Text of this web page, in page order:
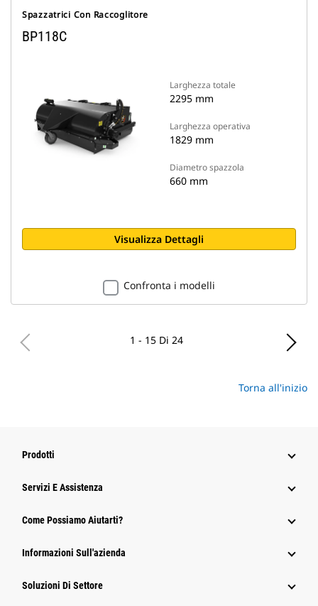
Spazzatrici Con Raccoglitore
BP118C
Larghezza totale
2295 mm
Larghezza operativa
1829 mm
Diametro spazzola
660 mm
Visualizza Dettagli
Confronta i modelli
1 - 15 Di 24
Torna all'inizio
Prodotti
Servizi E Assistenza
Come Possiamo Aiutarti?
Informazioni Sull'azienda
Soluzioni Di Settore